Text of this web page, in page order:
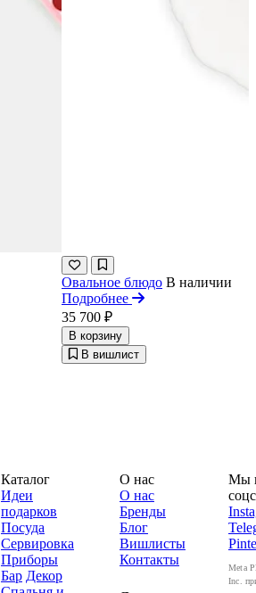
Овальное блюдо В наличии
Подробнее
35 700 ₽
В корзину
В вишлист
Каталог
Идеи
подарков
Посуда
Сервировка
Приборы
Бар Декор
О нас
О нас
Бренды
Блог
Вишлисты
Контакты
Мы
Meta
Inc.